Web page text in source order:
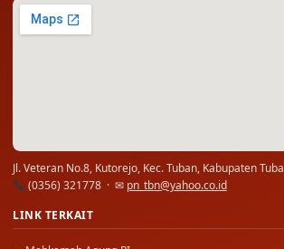
Jl. Veteran No.8, Kutorejo, Kec. Tuban, Kabupaten Tuban
(0356) 321778 · ✉pn_tbn@yahoo.co.id
LINK TERKAIT
Mahkamah Agung RI